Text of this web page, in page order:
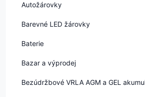
Autožárovky
Barevné LED žárovky
Baterie
Bazar a výprodej
Bezúdržbové VRLA AGM a GEL